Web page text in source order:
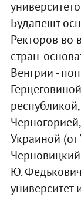
Будапешт
Ректоров во
стран-
Венгрии -
Украиной (от
Ю.